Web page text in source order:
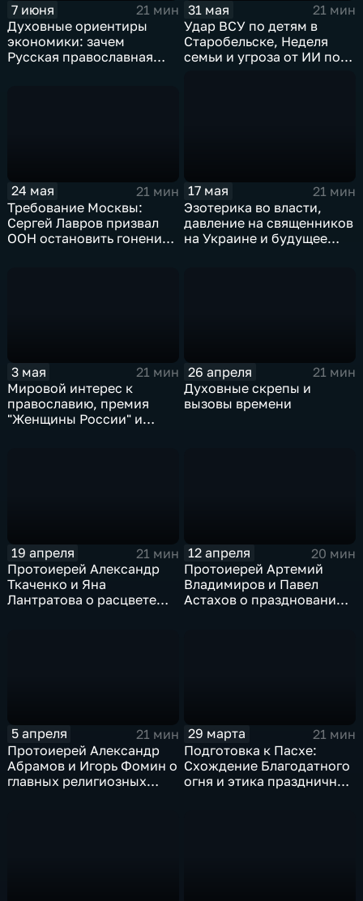
7 июня
21 мин
Духовные ориентиры
экономики: зачем
Русская православная
31 мая
21 мин
Удар ВСУ по детям в
Старобельске, Неделя
семьи и угроза от ИИ по
24 мая
21 мин
Требование Москвы:
Сергей Лавров призвал
ООН остановить гонения
17 мая
21 мин
Эзотерика во власти,
давление на священников
на Украине и будущее
3 мая
21 мин
Мировой интерес к
православию, премия
"Женщины России" и
26 апреля
21 мин
Духовные скрепы и
вызовы времени
19 апреля
21 мин
Протоиерей Александр
Ткаченко и Яна
Лантратова о расцвете
12 апреля
20 мин
Протоиерей Артемий
Владимиров и Павел
Астахов о праздновании
5 апреля
21 мин
Протоиерей Александр
Абрамов и Игорь Фомин о
главных религиозных
29 марта
21 мин
Подготовка к Пасхе:
Схождение Благодатного
огня и этика праздничной